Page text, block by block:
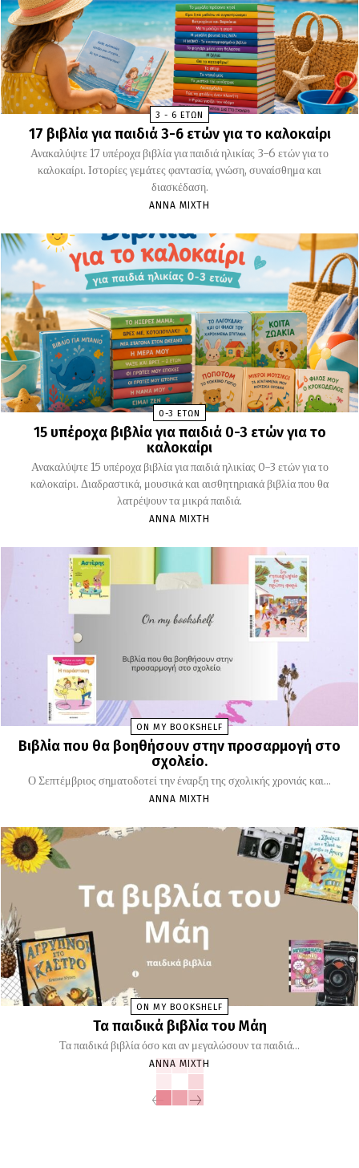
3 - 6 ΕΤΏΝ
17 βιβλία για παιδιά 3-6 ετών για το καλοκαίρι
Ανακαλύψτε 17 υπέροχα βιβλία για παιδιά ηλικίας 3-6 ετών για το
καλοκαίρι. Ιστορίες γεμάτες φαντασία, γνώση, συναίσθημα και
διασκέδαση.
ΆΝΝΑ ΜΊΧΤΗ
0-3 ΕΤΏΝ
15 υπέροχα βιβλία για παιδιά 0-3 ετών για το
καλοκαίρι
Ανακαλύψτε 15 υπέροχα βιβλία για παιδιά ηλικίας 0-3 ετών για το
καλοκαίρι. Διαδραστικά, μουσικά και αισθητηριακά βιβλία που θα
λατρέψουν τα μικρά παιδιά.
ΆΝΝΑ ΜΊΧΤΗ
ON MY BOOKSHELF
Βιβλία που θα βοηθήσουν στην προσαρμογή στο
σχολείο.
Ο Σεπτέμβριος σηματοδοτεί την έναρξη της σχολικής χρονιάς και...
ΆΝΝΑ ΜΊΧΤΗ
ON MY BOOKSHELF
Τα παιδικά βιβλία του Μάη
Τα παιδικά βιβλία όσο και αν μεγαλώσουν τα παιδιά...
ΆΝΝΑ ΜΊΧΤΗ